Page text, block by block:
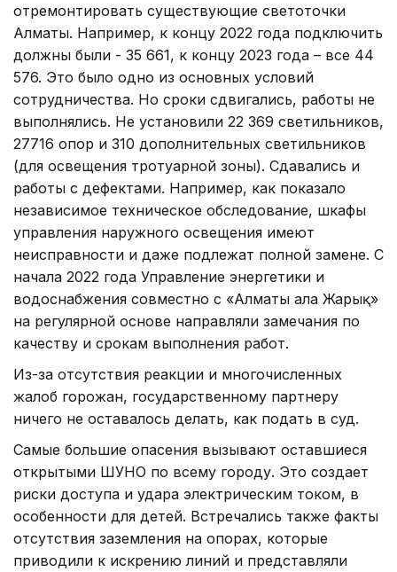
отремонтировать существующие светоточки
Алматы. Например, к концу 2022 года подключить
должны были - 35 661, к концу 2023 года – все 44
576. Это было одно из основных условий
сотрудничества. Но сроки сдвигались, работы не
выполнялись. Не установили 22 369 светильников,
27716 опор и 310 дополнительных светильников
(для освещения тротуарной зоны). Сдавались и
работы с дефектами. Например, как показало
независимое техническое обследование, шкафы
управления наружного освещения имеют
неисправности и даже подлежат полной замене. С
начала 2022 года Управление энергетики и
водоснабжения совместно с «Алматы Қала Жарық»
на регулярной основе направляли замечания по
качеству и срокам выполнения работ.
Из-за отсутствия реакции и многочисленных
жалоб горожан, государственному партнеру
ничего не оставалось делать, как подать в суд.
Самые большие опасения вызывают оставшиеся
открытыми ШУНО по всему городу. Это создает
риски доступа и удара электрическим током, в
особенности для детей. Встречались также факты
отсутствия заземления на опорах, которые
приводили к искрению линий и представляли